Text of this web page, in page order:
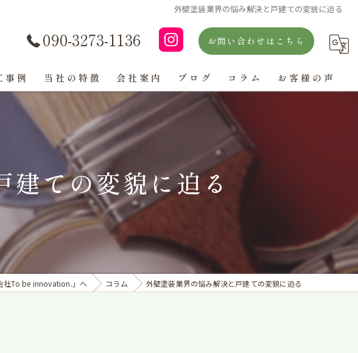
外壁塗装業界の悩み解決と戸建ての変貌に迫る
090-3273-1136 お問い合わせはこちら
事例 当社の特徴
戸建て
マンション
防水工事
コーキング
会社案内
よくある質問
ブログ コラム お客様の声
ての変貌に迫る
社To be innovation.」へ コラム 外壁塗装業界の悩み解決と戸建ての変貌に迫る